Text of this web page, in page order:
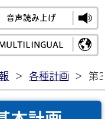
那珂市公式ホームペ
音声読み上げ
> 各種計画 > 第